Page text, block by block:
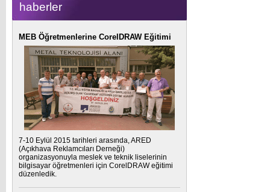
haberler
MEB Öğretmenlerine CorelDRAW Eğitimi
7-10 Eylül 2015 tarihleri arasında, ARED
(Açıkhava Reklamcıları Derneği)
organizasyonuyla meslek ve teknik liselerinin
bilgisayar öğretmenleri için CorelDRAW eğitimi
düzenledik.